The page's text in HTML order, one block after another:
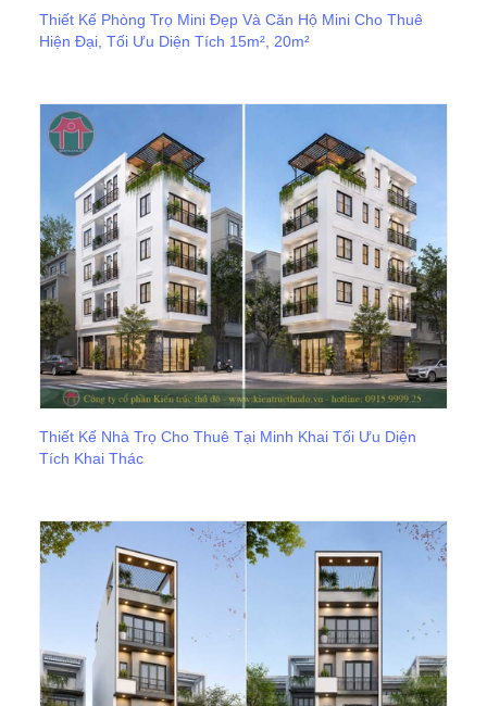
Thiết Kế Phòng Trọ Mini Đẹp Và Căn Hộ Mini Cho Thuê
Hiện Đại, Tối Ưu Diện Tích 15m², 20m²
Thiết Kế Nhà Trọ Cho Thuê Tại Minh Khai Tối Ưu Diện
Tích Khai Thác